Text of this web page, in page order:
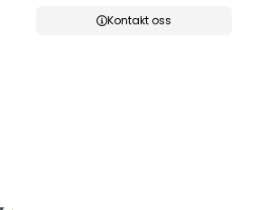
Kontakt oss